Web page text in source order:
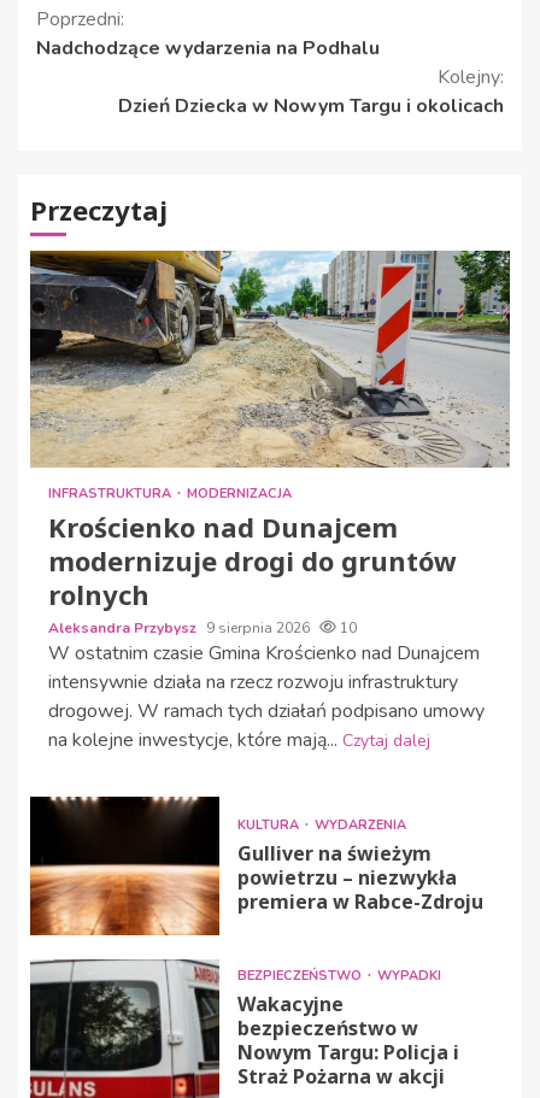
Kontynuuj
czytanie
Poprzedni:
Nadchodzące wydarzenia na Podhalu
Kolejny:
Dzień Dziecka w Nowym Targu i okolicach
Przeczytaj
INFRASTRUKTURA MODERNIZACJA
Krościenko nad Dunajcem
modernizuje drogi do gruntów
rolnych
Aleksandra Przybysz 9 sierpnia 2026 10
W ostatnim czasie Gmina Krościenko nad Dunajcem
intensywnie działa na rzecz rozwoju infrastruktury
drogowej. W ramach tych działań podpisano umowy
na kolejne inwestycje, które mają... Czytaj dalej
KULTURA WYDARZENIA
Gulliver na świeżym
powietrzu – niezwykła
premiera w Rabce-Zdroju
BEZPIECZEŃSTWO WYPADKI
Wakacyjne
bezpieczeństwo w
Nowym Targu: Policja i
Straż Pożarna w akcji